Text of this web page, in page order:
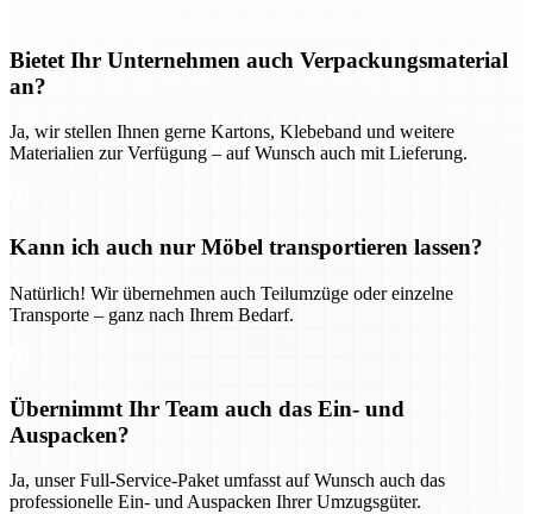
Bietet Ihr Unternehmen auch Verpackungsmaterial
an?
Ja, wir stellen Ihnen gerne Kartons, Klebeband und weitere
Materialien zur Verfügung – auf Wunsch auch mit Lieferung.
Kann ich auch nur Möbel transportieren lassen?
Natürlich! Wir übernehmen auch Teilumzüge oder einzelne
Transporte – ganz nach Ihrem Bedarf.
Übernimmt Ihr Team auch das Ein- und
Auspacken?
Ja, unser Full-Service-Paket umfasst auf Wunsch auch das
professionelle Ein- und Auspacken Ihrer Umzugsgüter.